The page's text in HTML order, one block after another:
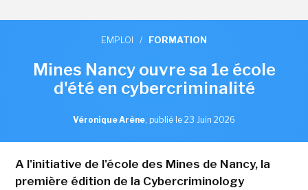
EMPLOI / FORMATION
Mines Nancy ouvre sa 1e école
d'été en cybercriminalité
Véronique Arène, publié le 23 Juin 2026
A l'initiative de l'école des Mines de Nancy, la
première édition de la Cybercriminology